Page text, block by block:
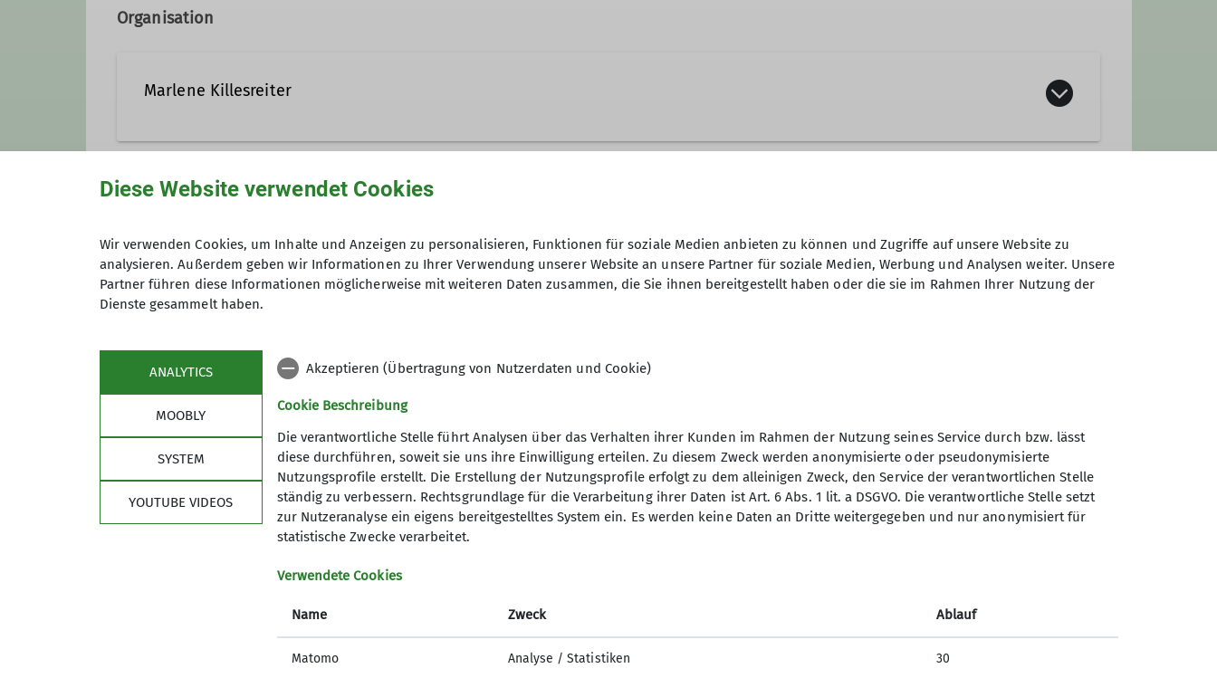
Organisation
Marlene Killesreiter
Ämter
Sektionsredakteurin Seniorenbetreuerin
Maximale Teilnehmeranzahl
Sektion Bundesverband
Versicherungen
DAV Panorama
Service
Sektion Dingolfing des
Deutschen Alpenvereins e.V.
Diese Website verwendet Cookies
Wir verwenden Cookies, um Inhalte und Anzeigen zu personalisieren, Funktionen für soziale Medien anbieten zu können und Zugriffe auf unsere Website zu
analysieren. Außerdem geben wir Informationen zu Ihrer Verwendung unserer Website an unsere Partner für soziale Medien, Werbung und Analysen weiter. Unsere
Partner führen diese Informationen möglicherweise mit weiteren Daten zusammen, die Sie ihnen bereitgestellt haben oder die sie im Rahmen Ihrer Nutzung der
Dienste gesammelt haben.
ANALYTICS
MOOBLY
SYSTEM
YOUTUBE VIDEOS
Akzeptieren (Übertragung von Nutzerdaten und Cookie)
Cookie Beschreibung
Die verantwortliche Stelle führt Analysen über das Verhalten ihrer Kunden im Rahmen der Nutzung seines Service durch bzw. lässt
diese durchführen, soweit sie uns ihre Einwilligung erteilen. Zu diesem Zweck werden anonymisierte oder pseudonymisierte
Nutzungsprofile erstellt. Die Erstellung der Nutzungsprofile erfolgt zu dem alleinigen Zweck, den Service der verantwortlichen Stelle
ständig zu verbessern. Rechtsgrundlage für die Verarbeitung ihrer Daten ist Art. 6 Abs. 1 lit. a DSGVO. Die verantwortliche Stelle setzt
zur Nutzeranalyse ein eigens bereitgestelltes System ein. Es werden keine Daten an Dritte weitergegeben und nur anonymisiert für
statistische Zwecke verarbeitet.
Verwendete Cookies
Name Zweck Ablauf
Matomo Analyse / Statistiken 30